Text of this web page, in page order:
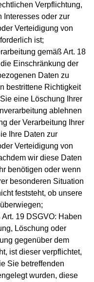
Verpflichtung,
Interesses oder zur
Verteidigung von
ist;
gemäß Art. 18
Einschränkung der
Daten zu
bestrittene Richtigkeit
eine Löschung Ihrer
ablehnen
der Verarbeitung Ihrer
Ihre Daten zur
Verteidigung von
wir diese Daten
benötigen oder wenn
besonderen Situation
feststeht, ob unsere
19 DSGVO: Haben
Löschung oder
gegenüber dem
ist dieser verpflichtet,
Sie betreffenden
wurden, diese